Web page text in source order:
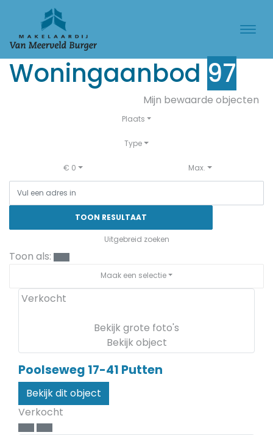
Woningaanbod 97
Mijn bewaarde objecten
Plaats
Type
€ 0 Max.
TOON RESULTAAT
Uitgebreid zoeken
Toon als:
Maak een selectie
Verkocht
Bekijk grote foto's
Bekijk object
Poolseweg 17-41 Putten
Bekijk dit object
Verkocht